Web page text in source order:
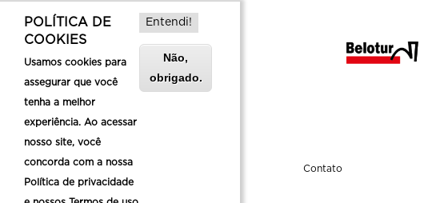
Sobre a Belotur Contato
POLÍTICA DE
COOKIES
Usamos cookies para
assegurar que você
tenha a melhor
experiência. Ao acessar
nosso site, você
concorda com a nossa
Política de privacidade
Entendi!
Não,
obrigado.